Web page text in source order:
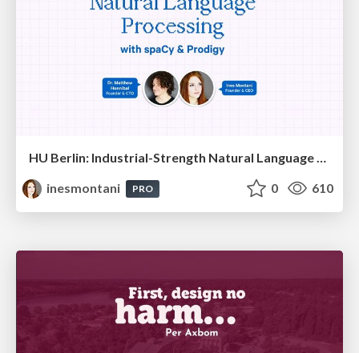
HU Berlin: Industrial-Strength Natural Language Processing with spaCy and Prodigy
inesmontani
PRO 0 610